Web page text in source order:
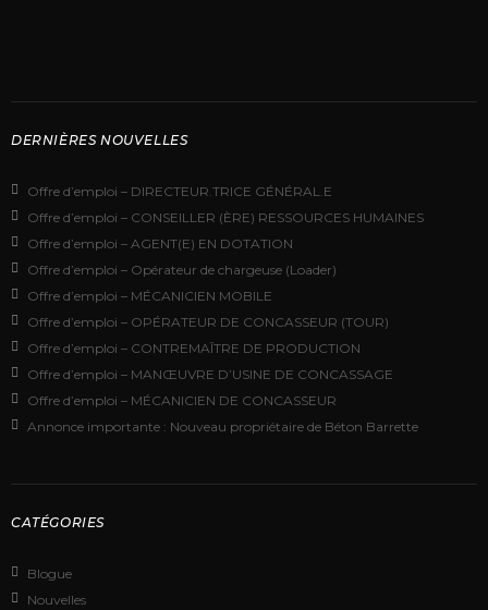
DERNIÈRES NOUVELLES
Offre d’emploi – DIRECTEUR.TRICE GÉNÉRAL.E
Offre d’emploi – CONSEILLER (ÈRE) RESSOURCES HUMAINES
Offre d’emploi – AGENT(E) EN DOTATION
Offre d’emploi – Opérateur de chargeuse (Loader)
Offre d’emploi – MÉCANICIEN MOBILE
Offre d’emploi – OPÉRATEUR DE CONCASSEUR (TOUR)
Offre d’emploi – CONTREMAÎTRE DE PRODUCTION
Offre d’emploi – MANŒUVRE D’USINE DE CONCASSAGE
Offre d’emploi – MÉCANICIEN DE CONCASSEUR
Annonce importante : Nouveau propriétaire de Béton Barrette
CATÉGORIES
Blogue
Nouvelles